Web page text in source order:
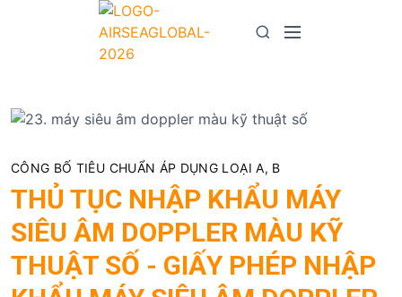
S
c
M
CÔNG BỐ TIÊU CHUẨN ÁP DỤNG LOẠI A, B
THỦ TỤC NHẬP KHẨU MÁY
SIÊU ÂM DOPPLER MÀU KỸ
THUẬT SỐ - GIẤY PHÉP NHẬP